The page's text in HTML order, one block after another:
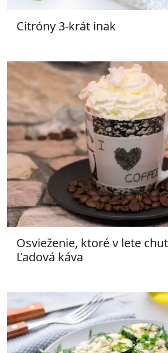
Citróny 3-krát inak
Osvieženie, ktoré v lete
Ľadová káva